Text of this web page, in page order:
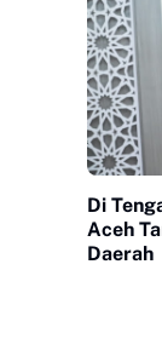
Di
Aceh
Daerah